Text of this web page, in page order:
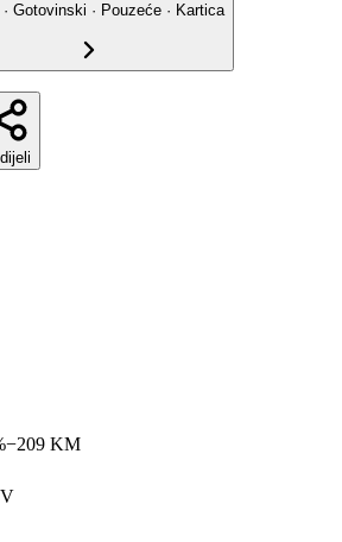
Gotovinski · Pouzeće · Kartica
−209 KM